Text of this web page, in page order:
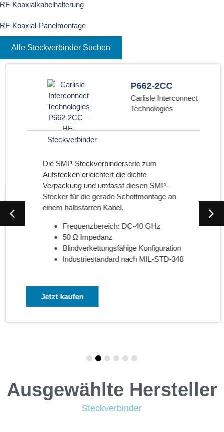
RF-Koaxialkabelhalterung
RF-Koaxial-Panelmontage
Alle Steckverbinder Suchen
P662-2CC
Carlisle Interconnect
Technologies
Die SMP-Steckverbinderserie zum
Aufstecken erleichtert die dichte
Verpackung und umfasst diesen SMP-
Stecker für die gerade Schottmontage an
einem halbstarren Kabel.
Frequenzbereich: DC-40 GHz
50 Ω Impedanz
Blindverkettungsfähige Konfiguration
Industriestandard nach MIL-STD-348
Jetzt kaufen
Ausgewählte Hersteller
Steckverbinder